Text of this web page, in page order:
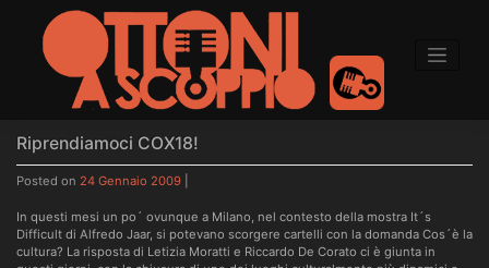
content
Riprendiamoci COX18!
Posted on 24 Gennaio 2009
In questi mesi un po´ ovunque a Milano, nel contesto della mostra It´s
Difficult di Alfredo Jaar, si potevano scorgere cartelli con la domanda Cos´è la
cultura? La risposta di Letizia Moratti e Riccardo De Corato ci è giunta in